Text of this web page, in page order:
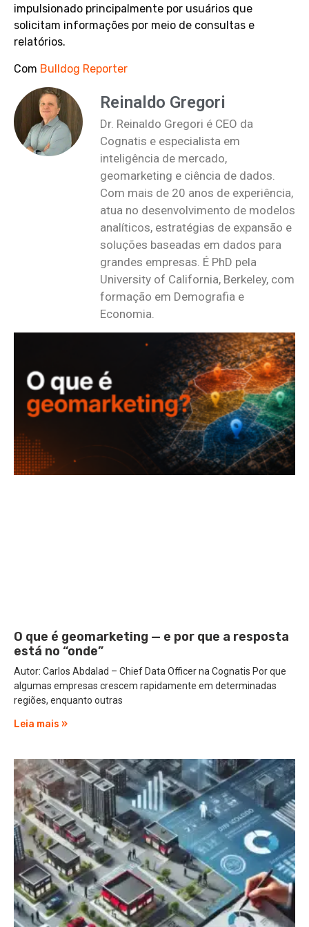
impulsionado principalmente por usuários que
solicitam informações por meio de consultas e
relatórios.
Com Bulldog Reporter
Reinaldo Gregori
Dr. Reinaldo Gregori é CEO da
Cognatis e especialista em
inteligência de mercado,
geomarketing e ciência de dados.
Com mais de 20 anos de experiência,
atua no desenvolvimento de modelos
analíticos, estratégias de expansão e
soluções baseadas em dados para
grandes empresas. É PhD pela
University of California, Berkeley, com
formação em Demografia e
Economia.
O que é geomarketing — e por que a resposta
está no “onde”
Autor: Carlos Abdalad – Chief Data Officer na Cognatis Por que
algumas empresas crescem rapidamente em determinadas
regiões, enquanto outras
Leia mais »